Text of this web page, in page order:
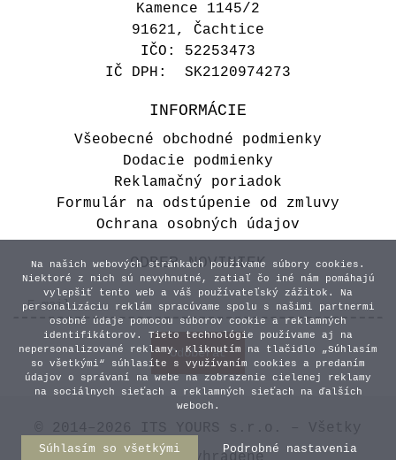
Kamence 1145/2
91621, Čachtice
IČO: 52253473
IČ DPH: SK2120974273
INFORMÁCIE
Všeobecné obchodné podmienky
Dodacie podmienky
Reklamačný poriadok
Formulár na odstúpenie od zmluvy
Ochrana osobných údajov
ODBER NOVINIEK
Na našich webových stránkach používame súbory cookies.
Niektoré z nich sú nevyhnutné, zatiaľ čo iné nám pomáhajú
vylepšiť tento web a váš používateľský zážitok. Na
personalizáciu reklám spracúvame spolu s našimi partnermi
osobné údaje pomocou súborov cookie a reklamných
identifikátorov. Tieto technológie používame aj na
nepersonalizované reklamy. Kliknutím na tlačidlo „Súhlasím
so všetkými“ súhlasíte s využívaním cookies a predaním
údajov o správaní na webe na zobrazenie cielenej reklamy
na sociálnych sieťach a reklamných sieťach na ďalších
weboch.
Súhlasím so všetkými Podrobné nastavenia